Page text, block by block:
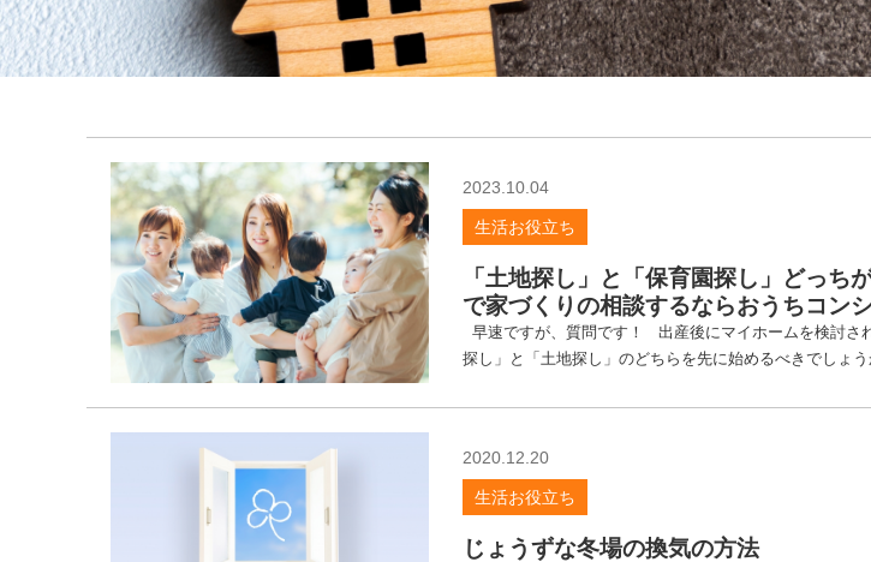
み
に
役
2023.10.04
生活お役立ち
「土地探し」と「保育園探し」どっ
で家づくりの相談するならおうちコン
早速ですが、質問です！ 出産後にマイホームを検討さ
探し」と「土地探し」のどちらを先に始めるべきでしょ
2020.12.20
生活お役立ち
じょうずな冬場の換気の方法